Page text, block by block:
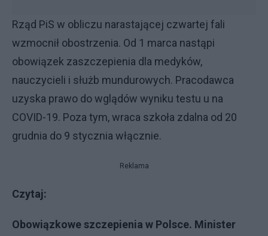
Rząd PiS w obliczu narastającej czwartej fali
wzmocnił obostrzenia. Od 1 marca nastąpi
obowiązek zaszczepienia dla medyków,
nauczycieli i służb mundurowych. Pracodawca
uzyska prawo do wglądów wyniku testu u na
COVID-19. Poza tym, wraca szkoła zdalna od 20
grudnia do 9 stycznia włącznie.
Reklama
Czytaj:
Obowiązkowe szczepienia w Polsce. Minister